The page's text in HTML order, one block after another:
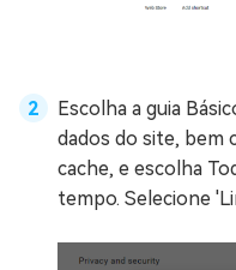
Escolha a guia
dados do site, bem
cache, e escolha
tempo. Selecione